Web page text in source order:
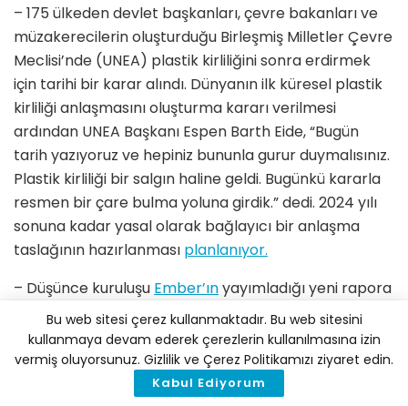
– 175 ülkeden devlet başkanları, çevre bakanları ve
müzakerecilerin oluşturduğu Birleşmiş Milletler Çevre
Meclisi’nde (UNEA) plastik kirliliğini sonra erdirmek
için tarihi bir karar alındı. Dünyanın ilk küresel plastik
kirliliği anlaşmasını oluşturma kararı verilmesi
ardından UNEA Başkanı Espen Barth Eide, “Bugün
tarih yazıyoruz ve hepiniz bununla gurur duymalısınız.
Plastik kirliliği bir salgın haline geldi. Bugünkü kararla
resmen bir çare bulma yoluna girdik.” dedi. 2024 yılı
sonuna kadar yasal olarak bağlayıcı bir anlaşma
taslağının hazırlanması planlanıyor.
– Düşünce kuruluşu Ember’ınyayımladığı yeni rapora
göre rüzgar ve güneş enerjilerindeki büyüme iklim
hedeflerini karşılayacak seviyeye geldi. 2021’de güneş
enerjisi %23, rüzgar arzı ise %15 arttı. Rapor, 10 yıllık
ortalama %20’lik büyüme sağlanmasının 2030’a dek
Bu web sitesi çerez kullanmaktadır. Bu web sitesini
kullanmaya devam ederek çerezlerin kullanılmasına izin
vermiş oluyorsunuz. Gizlilik ve Çerez Politikamızı ziyaret edin.
Kabul Ediyorum